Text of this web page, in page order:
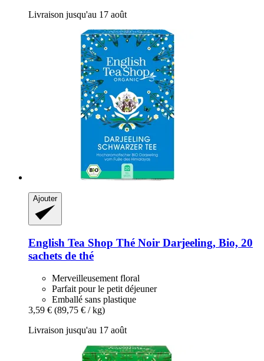
Livraison jusqu'au 17 août
Ajouter
English Tea Shop Thé Noir Darjeeling, Bio, 20
sachets de thé
Merveilleusement floral
Parfait pour le petit déjeuner
Emballé sans plastique
3,59 € (89,75 € / kg)
Livraison jusqu'au 17 août